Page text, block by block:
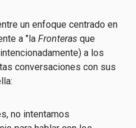
un enfoque centrado en
a "la Fronteras que
a los
conversaciones con sus
no intentamos